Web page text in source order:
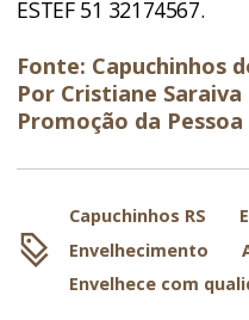
ESTEF 51 32174567.
Fonte: Capuchinhos
Por Cristiane
Promoção da
Capuchinhos RS
Envelhecimento
Envelhece com